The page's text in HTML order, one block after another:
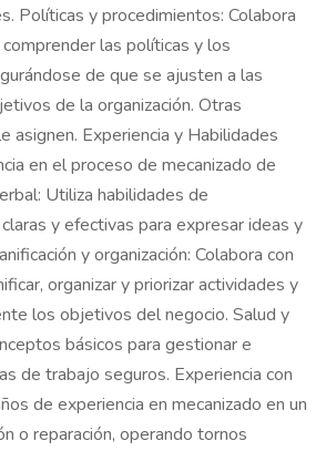
Políticas y procedimientos: Colabora
las políticas y los
de que se ajusten a las
de la organización. Otras
asignen. Experiencia y Habilidades
en el proceso de mecanizado de
Utiliza habilidades de
y efectivas para expresar ideas y
y organización: Colabora con
organizar y priorizar actividades y
los objetivos del negocio. Salud y
básicos para gestionar e
de trabajo seguros. Experiencia con
de experiencia en mecanizado en un
o reparación, operando tornos